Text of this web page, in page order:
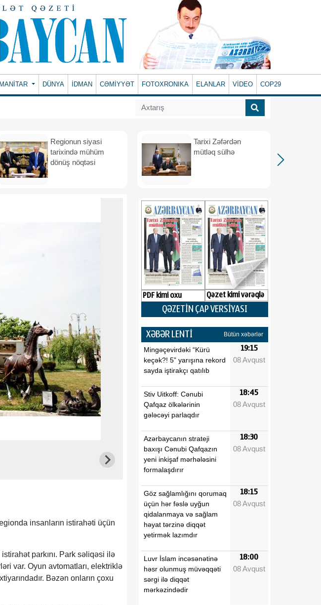
DÜNYA İDMAN CƏMİYYƏT FOTOXRONIKA ELANLAR VİDEO COP29
Regionun siyasi
tarixində mühüm
dönüş nöqtəsi
Tarixi Zəfərdən
mütləq sülhə
insanların istirahəti üçün
parkını. Park səliqəsi ilə
var. Oyun avtomatları, elektriklə
Bəzən onların çoxu
PDF kimi oxu Qəzet kimi vərəqlə
QƏZETİN ÇAP VERSİYASI
XƏBƏR LENTİ Bütün xəbərlər
Mingəçevirdəki “Kürü
keçək?! 5” yarışına rekord
sayda iştirakçı qatılıb
19:15
08 Avqust
Stiv Uitkoff: Cənubi
Qafqaz ölkələrinin
gələcəyi parlaqdır
18:45
08 Avqust
Azərbaycanın strateji
baxışı Cənubi Qafqazın
yeni inkişaf mərhələsini
formalaşdırır
18:30
08 Avqust
Göz sağlamlığını qorumaq
üçün hər fəslə uyğun
qidalanmaya və sağlam
həyat tərzinə diqqət
yetirmək lazımdır
18:15
08 Avqust
Luvr İslam incəsənətinə
həsr olunmuş müvəqqəti
sərgi ilə diqqət
mərkəzindədir
18:00
08 Avqust